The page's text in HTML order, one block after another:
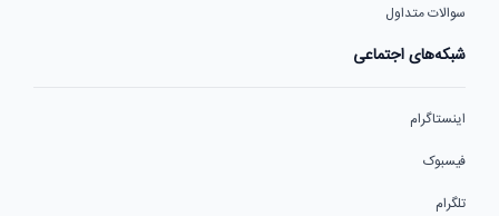
سوالات متداول
شبکه‌های اجتماعی
اینستاگرام
فیسبوک
تلگرام